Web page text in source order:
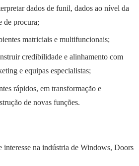
dados de funil, dados ao nível da
de procura;
matriciais e multifuncionais;
credibilidade e alinhamento com
e equipas especialistas;
rápidos, em transformação e
de novas funções.
interesse na indústria de Windows, Doors